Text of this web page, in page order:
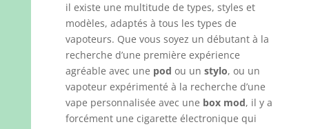
il existe une multitude de types, styles et
modèles, adaptés à tous les types de
vapoteurs. Que vous soyez un débutant à la
recherche d’une première expérience
agréable avec une pod ou un stylo, ou un
vapoteur expérimenté à la recherche d’une
vape personnalisée avec une box mod, il y a
forcément une cigarette électronique qui